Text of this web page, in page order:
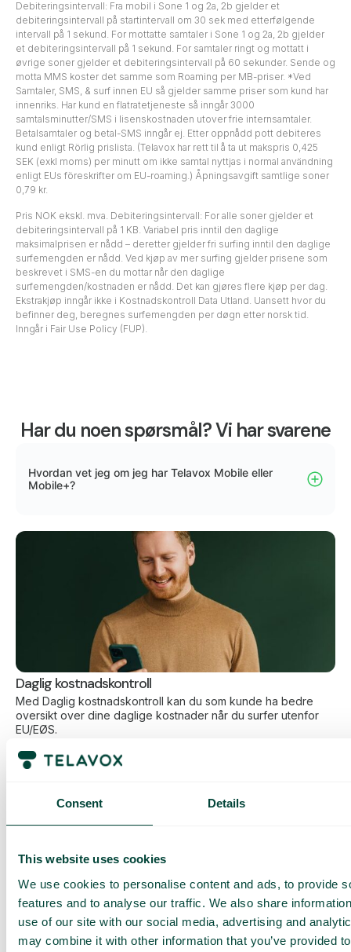
Consent Details
This website uses cookies
We use cookies to personalise content and ads, to provide
features and to analyse our traffic. We also share
use of our site with our social media, advertising and
may combine it with other information that you’ve provided
Debiteringsintervall: Fra mobil i Sone 1 og 2a, 2b gjelder et
debiteringsintervall på startintervall om 30 sek med etterfølgende
intervall på 1 sekund. For mottatte samtaler i Sone 1 og 2a, 2b gjelder
et debiteringsintervall på 1 sekund. For samtaler ringt og mottatt i
øvrige soner gjelder et debiteringsintervall på 60 sekunder. Sende og
motta MMS koster det samme som Roaming per MB-priser. *Ved
Samtaler, SMS, & surf innen EU så gjelder samme priser som kund har
innenriks. Har kund en flatratetjeneste så inngår 3000
samtalsminutter/SMS i lisenskostnaden utover frie internsamtaler.
Betalsamtaler og betal-SMS inngår ej. Etter oppnådd pott debiteres
kund enligt Rörlig prislista. (Telavox har rett til å ta ut makspris 0,425
SEK (exkl moms) per minutt om ikke samtal nyttjas i normal användning
enligt EUs föreskrifter om EU-roaming.) Åpningsavgift samtlige soner
0,79 kr.
Pris NOK ekskl. mva. Debiteringsintervall: For alle soner gjelder et
debiteringsintervall på 1 KB. Variabel pris inntil den daglige
maksimalprisen er nådd – deretter gjelder fri surfing inntil den daglige
surfemengden er nådd. Ved kjøp av mer surfing gjelder prisene som
beskrevet i SMS-en du mottar når den daglige
surfemengden/kostnaden er nådd. Det kan gjøres flere kjøp per dag.
Ekstrakjøp inngår ikke i Kostnadskontroll Data Utland. Uansett hvor du
befinner deg, beregnes surfemengden per døgn etter norsk tid.
Inngår i Fair Use Policy (FUP).
Har du noen spørsmål? Vi har svarene
Hvordan vet jeg om jeg har Telavox Mobile eller
Mobile+?
Daglig kostnadskontroll
Med Daglig kostnadskontroll kan du som kunde ha bedre
oversikt over dine daglige kostnader når du surfer utenfor
EU/EØS.
Den daglige begrensningen har en viss mengde data til en
forhåndsbestemt makspris. Når du har brukt opp den
data ved behov.
Slik fungerer det